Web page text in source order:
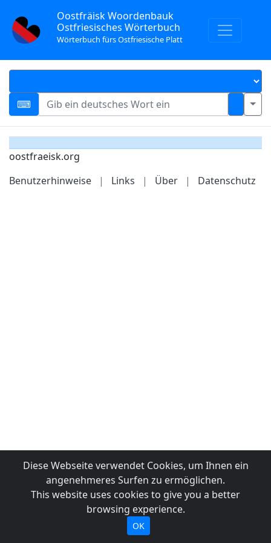
Oostfräisk Woordenbauk
Ostfriesisches Wörterbuch
Wörterbuch fürs Ostfriesische Platt
oostfraeisk.org
Benutzerhinweise
| Links | Über | Datenschutz
Diese Webseite verwendet Cookies, um Ihnen ein
angenehmeres Surfen zu ermöglichen.
This website uses cookies to give you a better
browsing experience.
OK